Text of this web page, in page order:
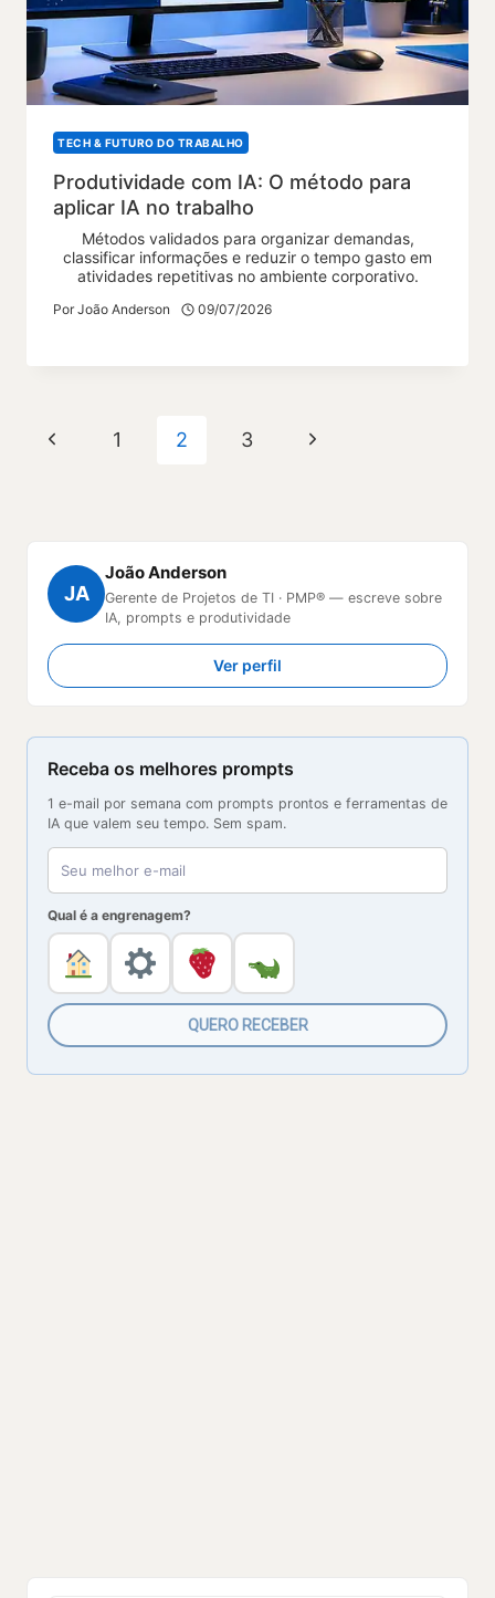
TECH & FUTURO DO TRABALHO
Produtividade com IA: O método para
aplicar IA no trabalho
Métodos validados para organizar demandas,
classificar informações e reduzir o tempo gasto em
atividades repetitivas no ambiente corporativo.
Por João Anderson 09/07/2026
Navegação
Página
1 2 3
Página
JA
João Anderson
Gerente de Projetos de TI · PMP® — escreve sobre
IA, prompts e produtividade
Ver perfil
Receba os melhores prompts
1 e-mail por semana com prompts prontos e ferramentas de
IA que valem seu tempo. Sem spam.
Qual é a engrenagem?
QUERO RECEBER